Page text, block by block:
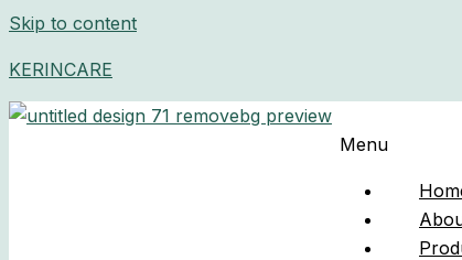
Skip to content
KERINCARE
Menu